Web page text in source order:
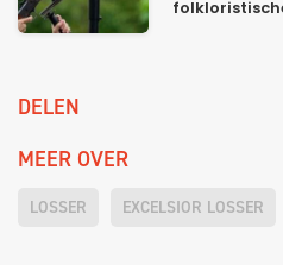
DELEN
MEER OVER
LOSSER EXCELSIOR LOSSER